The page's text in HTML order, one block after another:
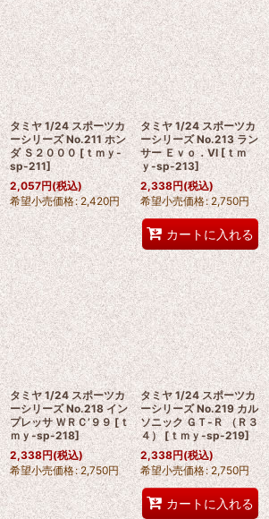
タミヤ 1/24 スポーツカ
ーシリーズ No.211 ホン
ダ Ｓ２０００ [ｔｍｙ-
sp-211]
2,057円(税込)
希望小売価格: 2,420円
タミヤ 1/24 スポーツカ
ーシリーズ No.213 ラン
サー Ｅｖｏ．VI [ｔｍ
ｙ-sp-213]
2,338円(税込)
希望小売価格: 2,750円
カートに入れる
タミヤ 1/24 スポーツカ
ーシリーズ No.218 イン
プレッサ ＷＲＣ’９９ [ｔ
ｍｙ-sp-218]
2,338円(税込)
希望小売価格: 2,750円
タミヤ 1/24 スポーツカ
ーシリーズ No.219 カル
ソニック ＧＴ-Ｒ （Ｒ３
４） [ｔｍｙ-sp-219]
2,338円(税込)
希望小売価格: 2,750円
カートに入れる